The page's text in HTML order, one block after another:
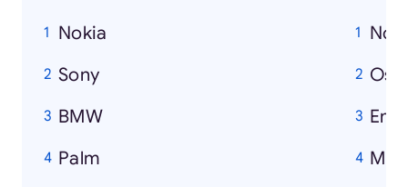
Nokia
Sony
BMW
Palm